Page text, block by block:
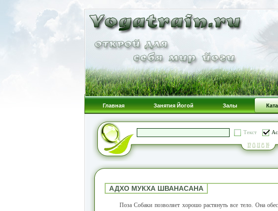
Главная Занятия Йогой Залы
Текст
АДХО МУКХА ШВАНАСАНА
Поза Собаки позволяет хорошо растянуть все тело. Она